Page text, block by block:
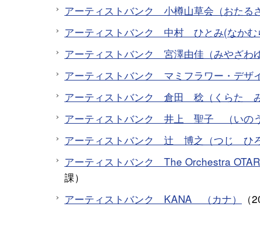
アーティストバンク 小樽山草会（おたる
アーティストバンク 中村 ひとみ(なか
アーティストバンク 宮澤由佳（みやざわゆ
アーティストバンク マミフラワー・デ
アーティストバンク 倉田 稔（くらた み
アーティストバンク 井上 聖子 （いの
アーティストバンク 辻 博之（つじ ひろ
アーティストバンク The Orchestra
課）
アーティストバンク KANA （カナ）
（